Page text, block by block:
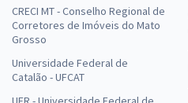
CRECI MT - Conselho Regional de
Corretores de Imóveis do Mato
Grosso
Universidade Federal de
Catalão - UFCAT